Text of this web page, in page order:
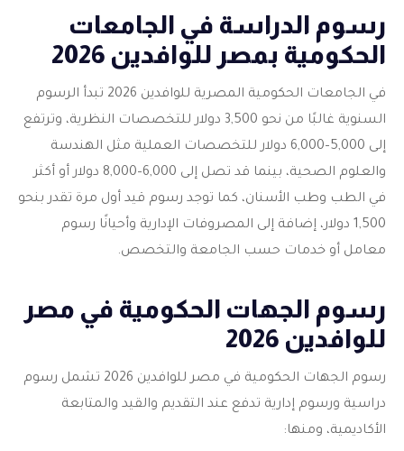
رسوم الدراسة في الجامعات
الحكومية بمصر للوافدين 2026
في الجامعات الحكومية المصرية للوافدين 2026 تبدأ الرسوم
السنوية غالبًا من نحو 3,500 دولار للتخصصات النظرية، وترتفع
إلى 5,000–6,000 دولار للتخصصات العملية مثل الهندسة
والعلوم الصحية، بينما قد تصل إلى 6,000–8,000 دولار أو أكثر
في الطب وطب الأسنان، كما توجد رسوم قيد أول مرة تقدر بنحو
1,500 دولار، إضافة إلى المصروفات الإدارية وأحيانًا رسوم
معامل أو خدمات حسب الجامعة والتخصص.
رسوم الجهات الحكومية في مصر
للوافدين 2026
رسوم الجهات الحكومية في مصر للوافدين 2026 تشمل رسوم
دراسية ورسوم إدارية تدفع عند التقديم والقيد والمتابعة
الأكاديمية، ومنها: